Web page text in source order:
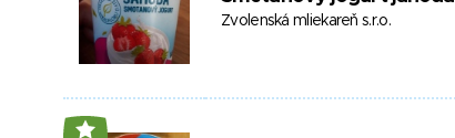
Zvolenská mliekareň s.r.o.